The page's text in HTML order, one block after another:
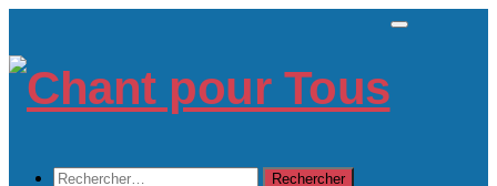
content
Rechercher :